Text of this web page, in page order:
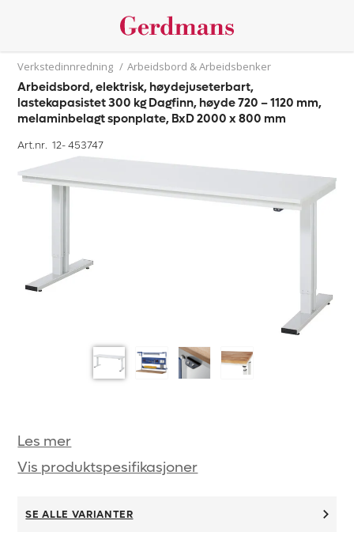
Verkstedinnredning / Arbeidsbord & Arbeidsbenker
Arbeidsbord, elektrisk, høydejuseterbart,
lastekapasistet 300 kg Dagfinn, høyde 720 – 1120 mm,
melaminbelagt sponplate, BxD 2000 x 800 mm
Art.nr. 12-453747
Les mer
Vis produktspesifikasjoner
SE ALLE VARIANTER